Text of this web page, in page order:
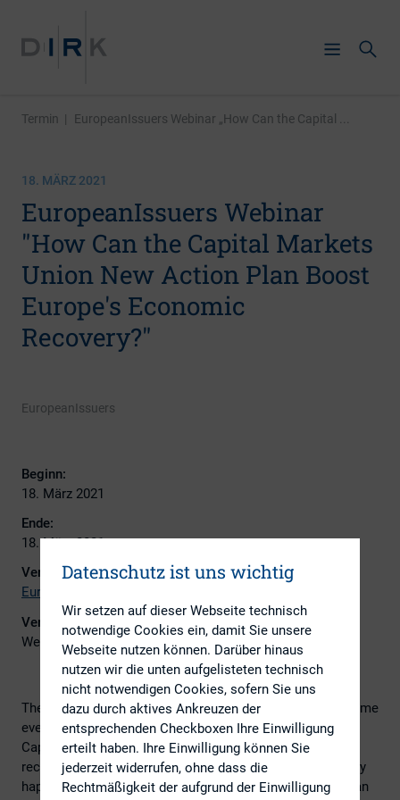
Termin | EuropeanIssuers Webinar „How Can the Capital ...
18. MÄRZ 2021
EuropeanIssuers Webinar
"How Can the Capital Markets
Union New Action Plan Boost
Europe's Economic
Recovery?"
EuropeanIssuers
Beginn:
18. März 2021
Ende:
18. März 2021
Veranstalter:
EuropeanIssuers
Veranstaltungsort:
Webinar
The creation of a Capital Markets Union (CMU) has become
even more important following the Covid-19 pandemic
Capital markets can help to facilitate the urgent need for
recapitalisation of European companies. But this can only
happen, if sound capital markets exist within the European
Datenschutz ist uns wichtig
Wir setzen auf dieser Webseite technisch
notwendige Cookies ein, damit Sie unsere
Webseite nutzen können. Darüber hinaus
nutzen wir die unten aufgelisteten technisch
nicht notwendigen Cookies, sofern Sie uns
dazu durch aktives Ankreuzen der
entsprechenden Checkboxen Ihre Einwilligung
erteilt haben. Ihre Einwilligung können Sie
jederzeit widerrufen, ohne dass die
Rechtmäßigkeit der aufgrund der Einwilligung